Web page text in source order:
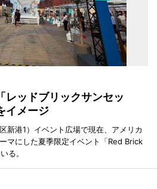
レッドブリックサンセッ
イメージ
新港1）イベント広場で現在、アメリカ
マにした夏季限定イベント「Red Brick
る。